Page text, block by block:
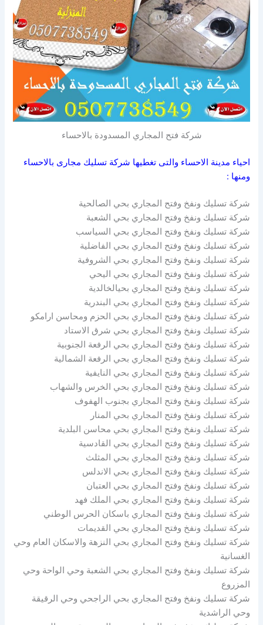
شركة فتح المجاري المسدودة بالاحساء
احياء مدينة الاحساء والتى تغطيها شركة تسليك مجارى بالاحساء
ومنها :
شركة تسليك ونفخ وفتح المجاري بحي الصالحية
شركة تسليك ونفخ وفتح المجاري بحي الشعبة
شركة تسليك ونفخ وفتح المجاري بحي السياسب
شركة تسليك ونفخ وفتح المجاري بحي الفاضلية
شركة تسليك ونفخ وفتح المجاري بحي الشروفية
شركة تسليك ونفخ وفتح المجاري بحي اليحي
شركة تسليك ونفخ وفتح المجاري بحيالخالدية
شركة تسليك ونفخ وفتح المجاري بحي البندرية
شركة تسليك ونفخ وفتح المجاري بحي الحزم ومحاسن ارامكو
شركة تسليك ونفخ وفتح المجاري بحي شرق الاستاد
شركة تسليك ونفخ وفتح المجاري بحي الرفعة الجنوبية
شركة تسليك ونفخ وفتح المجاري بحي الرفعة الشمالية
شركة تسليك ونفخ وفتح المجاري بحي النايفية
شركة تسليك ونفخ وفتح المجاري بحي الخرس والشهاب
شركة تسليك ونفخ وفتح المجاري بجنوب الهفوف
شركة تسليك ونفخ وفتح المجاري بحي المنار
شركة تسليك ونفخ وفتح المجاري بحي محاسن البلدية
شركة تسليك ونفخ وفتح المجاري بحي القادسية
شركة تسليك ونفخ وفتح المجاري بحي المثلث
شركة تسليك ونفخ وفتح المجاري بحي الاندلس
شركة تسليك ونفخ وفتح المجاري بحي العتبان
شركة تسليك ونفخ وفتح المجاري بحي الملك فهد
شركة تسليك ونفخ وفتح المجاري باسكان الحرس الوطني
شركة تسليك ونفخ وفتح المجاري بحي القديمات
شركة تسليك ونفخ وفتح المجاري بحي النزهة والاسكان العام وحي
الغسانية
شركة تسليك ونفخ وفتح المجاري بحي الشعبة وحي الواحة وحي
المزروع
شركة تسليك ونفخ وفتح المجاري بحي الراجحي وحي الرقيقة
وحي الراشدية